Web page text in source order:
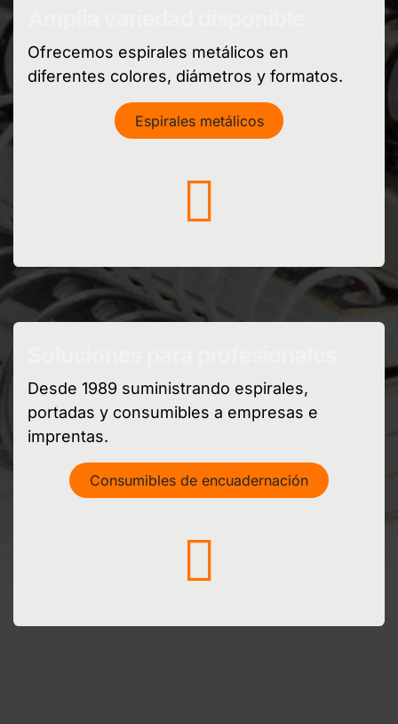
Ofrecemos espirales metálicos en
diferentes colores, diámetros y formatos.
Espirales metálicos
Desde 1989 suministrando espirales,
portadas y consumibles a empresas e
imprentas.
Consumibles de encuadernación